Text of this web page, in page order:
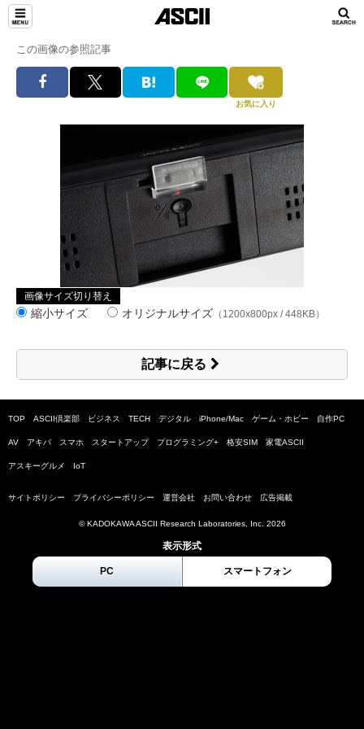
この画像の参照記事
お気に入り
画像サイズ切り替え
縮小サイズ オリジナルサイズ （1200x800px / 448KB）
記事に戻る
TOP ASCII倶楽部 ビジネス TECH デジタル iPhone/Mac ゲーム・ホビー 自作PC
AV アキバ スマホ スタートアップ プログラミング+ 格安SIM 家電ASCII
アスキーグルメ IoT
サイトポリシー プライバシーポリシー 運営会社 お問い合わせ 広告掲載
© KADOKAWA ASCII Research Laboratories, Inc. 2026
表示形式
PC スマートフォン